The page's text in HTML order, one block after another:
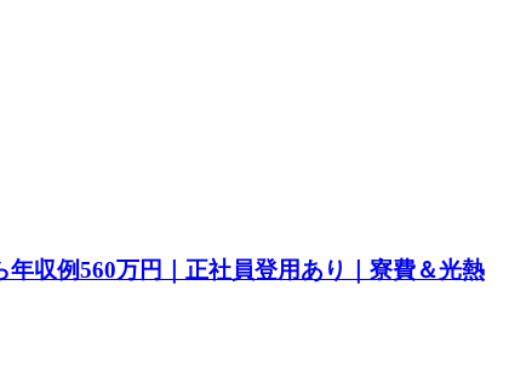
収例560万円｜正社員登用あり｜寮費＆光熱